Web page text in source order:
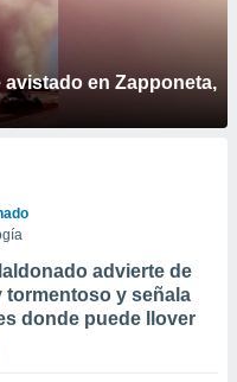
en Zapponeta,
advierte de
tormentoso y señala
donde puede llover